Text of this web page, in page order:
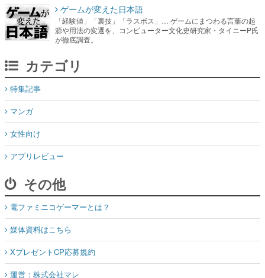
ゲームが変えた日本語
「経験値」「裏技」「ラスボス」… ゲームにまつわる言葉の起
源や用法の変遷を、コンピューター文化史研究家・タイニーP氏
が徹底調査。
カテゴリ
特集記事
マンガ
女性向け
アプリレビュー
その他
電ファミニコゲーマーとは？
媒体資料はこちら
XプレゼントCP応募規約
運営：株式会社マレ